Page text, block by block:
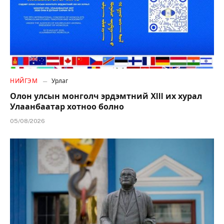
НИЙГЭМ Урлаг
Олон улсын монголч эрдэмтний XIII их хурал
Улаанбаатар хотноо болно
05/08/2026